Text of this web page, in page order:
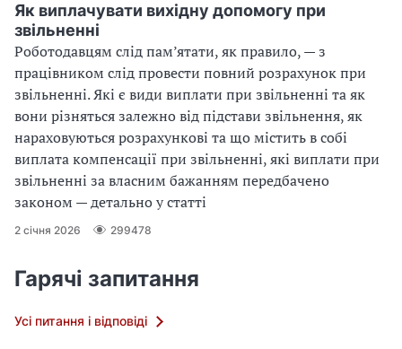
Як виплачувати вихідну допомогу при
звільненні
Роботодавцям слід пам’ятати, як правило, — з
працівником слід провести повний розрахунок при
звільненні. Які є види виплати при звільненні та як
вони різняться залежно від підстави звільнення, як
нараховуються розрахункові та що містить в собі
виплата компенсації при звільненні, які виплати при
звільненні за власним бажанням передбачено
законом — детально у статті
2 січня 2026 299478
Гарячі запитання
Усі питання і відповіді